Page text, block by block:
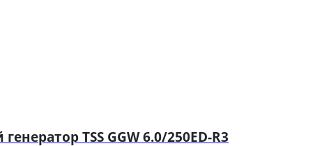
TSS GGW 6.0/250ED-R3